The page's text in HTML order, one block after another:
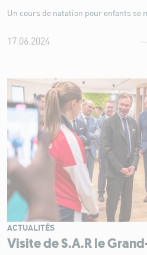
Un cours de natation pour enfants se
17.06.2024
Visite de S.A.R le
ACTUALITÉS